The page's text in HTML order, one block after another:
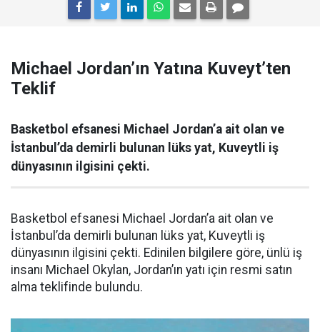
Michael Jordan’ın Yatına Kuveyt’ten
Teklif
Basketbol efsanesi Michael Jordan’a ait olan ve
İstanbul’da demirli bulunan lüks yat, Kuveytli iş
dünyasının ilgisini çekti.
Basketbol efsanesi Michael Jordan’a ait olan ve
İstanbul’da demirli bulunan lüks yat, Kuveytli iş
dünyasının ilgisini çekti. Edinilen bilgilere göre, ünlü iş
insanı Michael Okylan, Jordan’ın yatı için resmi satın
alma teklifinde bulundu.